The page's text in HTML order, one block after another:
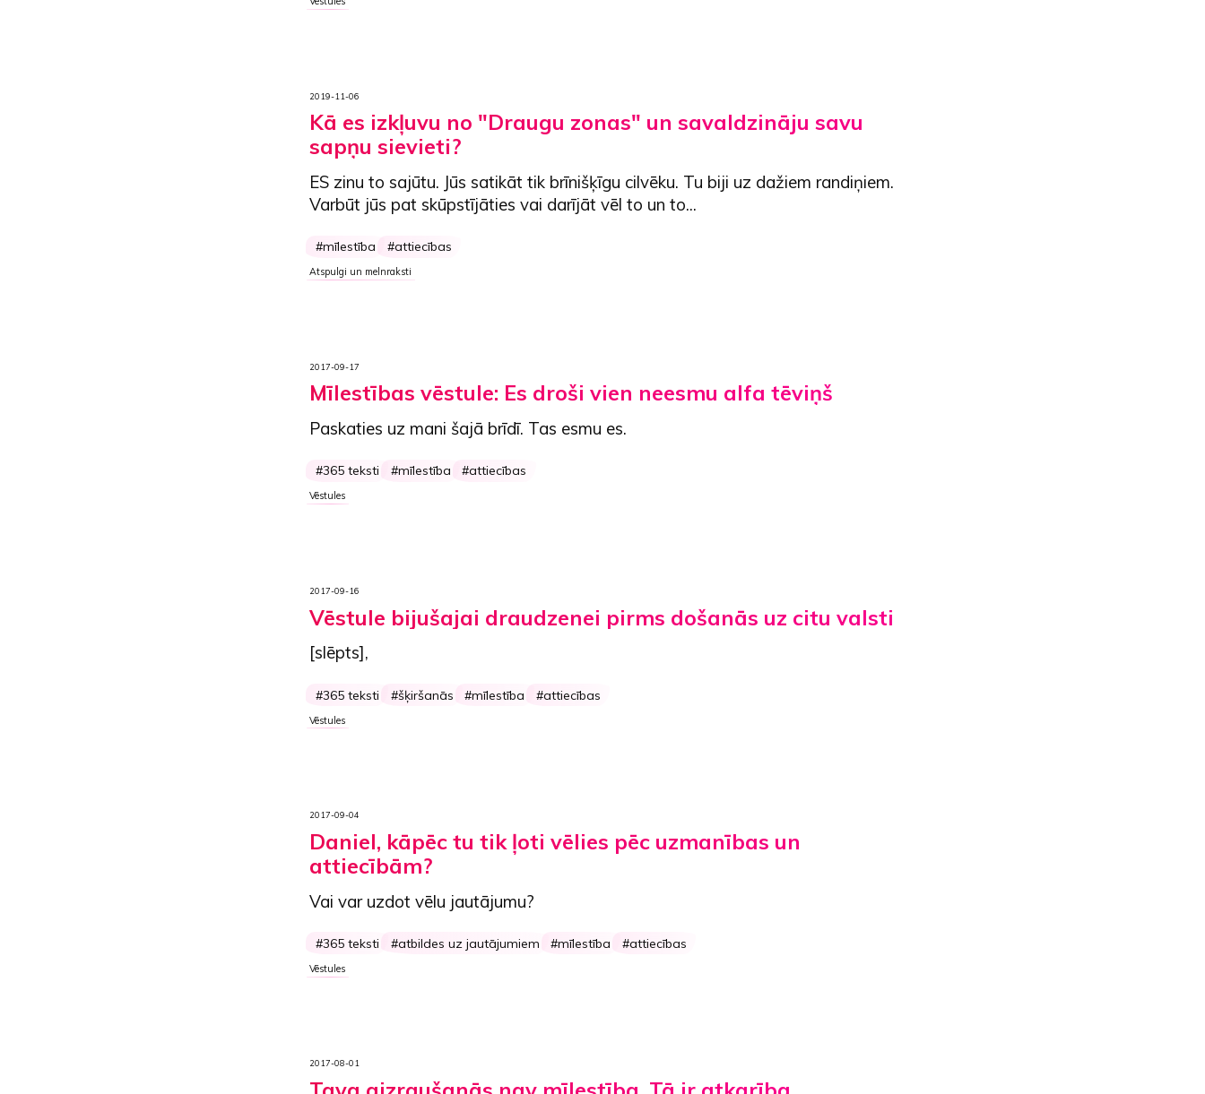
2019-11-06
Kā es izkļuvu no "Draugu zonas" un savaldzināju savu
sapņu sievieti?
ES zinu to sajūtu. Jūs satikāt tik brīnišķīgu cilvēku. Tu biji uz dažiem randiņiem.
Varbūt jūs pat skūpstījāties vai darījāt vēl to un to...
mīlestība attiecības
Atspulgi un melnraksti
2017-09-17
Mīlestības vēstule: Es droši vien neesmu alfa tēviņš
Paskaties uz mani šajā brīdī. Tas esmu es.
365 teksti mīlestība attiecības
Vēstules
2017-09-16
Vēstule bijušajai draudzenei pirms došanās uz citu valsti
[slēpts],
365 teksti šķiršanās mīlestība attiecības
Vēstules
2017-09-04
Daniel, kāpēc tu tik ļoti vēlies pēc uzmanības un
attiecībām?
Vai var uzdot vēlu jautājumu?
365 teksti atbildes uz jautājumiem mīlestība attiecības
Vēstules
2017-08-01